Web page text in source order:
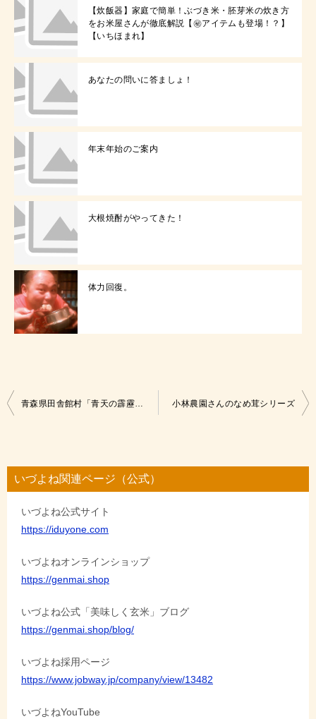
【炊飯器】家庭で簡単！ぶづき米・胚芽米の炊き方
をお米屋さんが徹底解説【㊙アイテムも登場！？】
【いちほまれ】
あなたの問いに答ましょ！
年末年始のご案内
大根焼酎がやってきた！
体力回復。
投
ビ
ゲ
青森県田舎館村「青天の霹靂」産地訪問 小林農園さんのなめ茸シリーズ
いづよね関連ページ（公式）
いづよね公式サイト
https://iduyone.com
いづよねオンラインショップ
https://genmai.shop
いづよね公式「美味しく玄米」ブログ
https://genmai.shop/blog/
いづよね採用ページ
https://www.jobway.jp/company/view/13482
いづよねYouTube